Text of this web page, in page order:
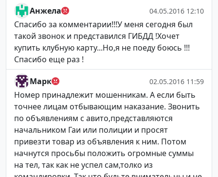
Анжела 04.05.2016 12:10
Спасибо за комментарии!!!У меня сегодня был
такой звонок и представился ГИБДД !Хочет
купить клубную карту...Но,я не поеду боюсь !!!
Спасибо еще раз !
Марк 02.05.2016 11:59
Номер принадлежит мошенникам. А если быть
точнее лицам отбывающим наказание. Звонить
по объявлениям с авито,представляются
начальником Гаи или полиции и просят
привезти товар из объявления к ним. Потом
начнутся просьбы положить огромные суммы
на тел, так как не успел сам,толко из